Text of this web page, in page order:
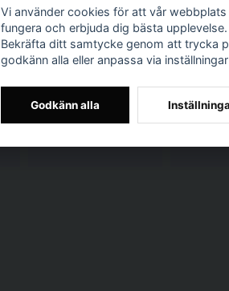
415 kr 199
Vi använder cookies för att vår webbplats
fungera och erbjuda dig bästa upplevelse.
Bekräfta ditt samtycke genom att trycka
godkänn alla eller anpassa via inställningar
Godkänn alla